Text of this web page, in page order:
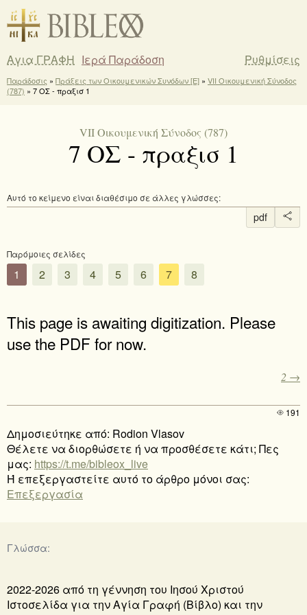
Αγια ΓΡΑΦΗ Ιερά Παράδοση Ρυθμίσεις
Παράδοσις » Πράξεις των Οικουμενικών Συνόδων [E] » VII Οικουμενική Σύνοδος
(787) » 7 ΟΣ - πραξισ 1
VII Οικουμενική Σύνοδος (787)
7 ΟΣ - πραξισ 1
Αυτό το κείμενο είναι διαθέσιμο σε άλλες γλώσσες:
pdf
Παρόμοιες σελίδες
1 2 3 4 5 6 7 8
This page is awaiting digitization. Please
use the PDF for now.
2 →
191
Δημοσιεύτηκε από: Rodion Vlasov
Θέλετε να διορθώσετε ή να προσθέσετε κάτι; Πες
μας: https://t.me/bibleox_live
Ή επεξεργαστείτε αυτό το άρθρο μόνοι σας:
Επεξεργασία
Γλώσσα:
2022-2026 από τη γέννηση του Ιησού Χριστού
Ιστοσελίδα για την Αγία Γραφή (Βίβλο) και την